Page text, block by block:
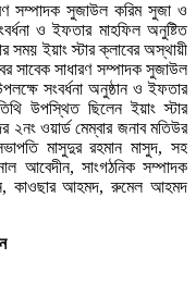
সম্পাদক সুজাউল করিম সুজা ও
ও ইফতার মাহফিল অনুষ্টিত
ইয়াং স্টার ক্লাবের অস্থায়ী
সাবেক সাধারণ সম্পাদক সুজাউল
সংবর্ধনা অনুষ্ঠান ও ইফতার
উপস্থিত ছিলেন ইয়াং স্টার
২নং ওয়ার্ড মেম্বার জনাব মতিউর
মাসুদুর রহমান মাসুদ, সহ
আবেদীন, সাংগঠনিক সম্পাদক
কাওছার আহমদ, রুমেল আহমদ